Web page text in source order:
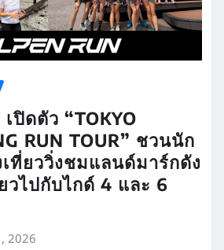
ปิดตัว “TOKYO
RUN TOUR” ชวนนัก
ที่ยววิ่งชมแลนด์มาร์กดัง
วไปกับไกด์ 4 และ 6
2026